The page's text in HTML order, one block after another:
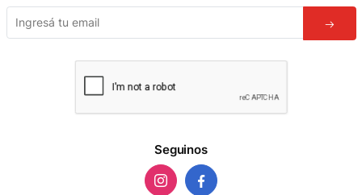
Seguinos